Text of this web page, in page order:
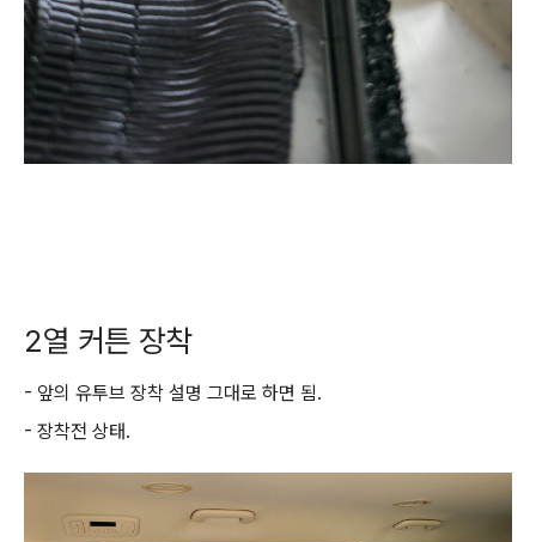
2열 커튼 장착
- 앞의 유투브 장착 설명 그대로 하면 됨.
- 장착전 상태.